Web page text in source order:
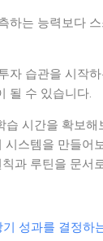
하는 능력보다
자 습관을 시작
될 수 있습니다.
습 시간을 확보해
스템을 만들어
과 루틴을 문서
성과를 결정하